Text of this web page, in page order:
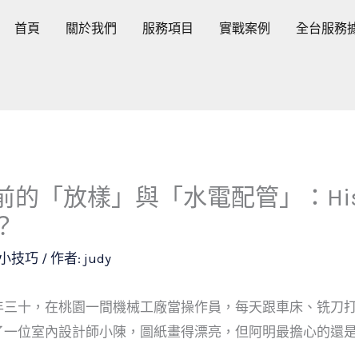
首頁 關於我們 服務項目 實戰案例 全台服務
的「放樣」與「水電配管」：
技巧 / 作者: judy
三十，在桃園一間機械工廠當操作員，每天跟車床、铣
位室內設計師小陳，圖紙畫得漂亮，但阿明最擔心的